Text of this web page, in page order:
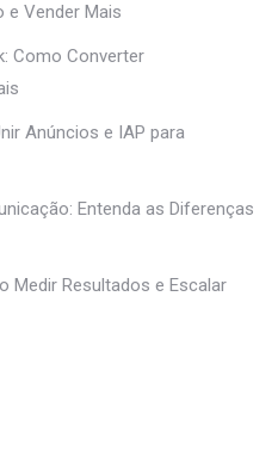
e Vender Mais
Como Converter
Anúncios e IAP para
Entenda as Diferenças
Medir Resultados e Escalar